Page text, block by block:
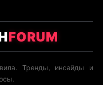
FORUM
Тренды, инсайды и